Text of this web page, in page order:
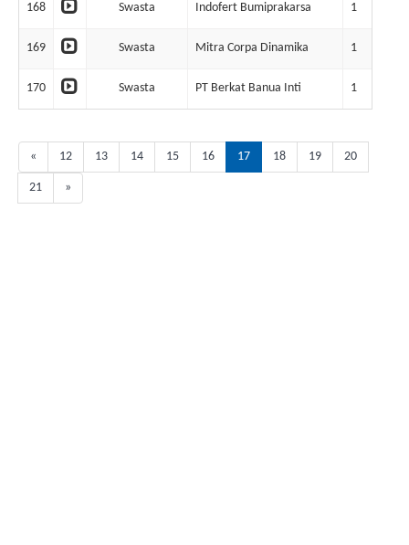
168 Swasta Indofert Bumiprakarsa 1
169 Swasta Mitra Corpa Dinamika 1
170 Swasta PT Berkat Banua Inti 1
« 12 13 14 15 16 17 18 19 20
21 »